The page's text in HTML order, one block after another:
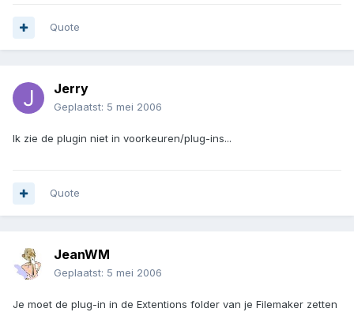
Quote
Jerry
Geplaatst: 5 mei 2006
Ik zie de plugin niet in voorkeuren/plug-ins...
Quote
JeanWM
Geplaatst: 5 mei 2006
Je moet de plug-in in de Extentions folder van je Filemaker zetten